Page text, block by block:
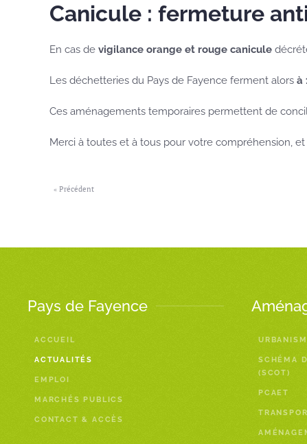
Canicule : fermeture
En cas de vigilance orange et rouge canicule
Les déchetteries du Pays de Fayence ferment alors à
Ces aménagements temporaires permettent de
Merci à toutes et à tous pour votre compréhension,
« Précédent
Pays de Fayence
ACCUEIL
ACTUALITÉS
EMPLOI
MARCHÉS PUBLICS
CONTACT & ACCÈS
SCHÉMA
(SCOT)
PCAET